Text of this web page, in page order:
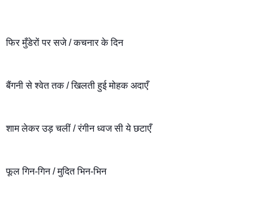
फिर मुँडेरों पर सजे / कचनार के दिन
बैंगनी से श्वेत तक / खिलती हुई मोहक अदाएँ
शाम लेकर उड़ चलीं / रंगीन ध्वज सी ये छटाएँ
फूल गिन-गिन / मुदित भिन-भिन